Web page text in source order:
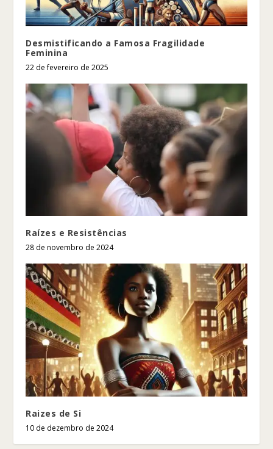
Desmistificando a Famosa Fragilidade
Feminina
22 de fevereiro de 2025
Raízes e Resistências
28 de novembro de 2024
Raizes de Si
10 de dezembro de 2024